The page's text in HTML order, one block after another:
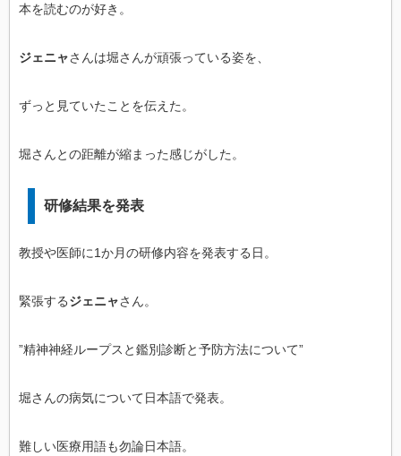
本を読むのが好き。
ジェニャさんは堀さんが頑張っている姿を、
ずっと見ていたことを伝えた。
堀さんとの距離が縮まった感じがした。
研修結果を発表
教授や医師に1か月の研修内容を発表する日。
緊張するジェニャさん。
”精神神経ループスと鑑別診断と予防方法について”
堀さんの病気について日本語で発表。
難しい医療用語も勿論日本語。